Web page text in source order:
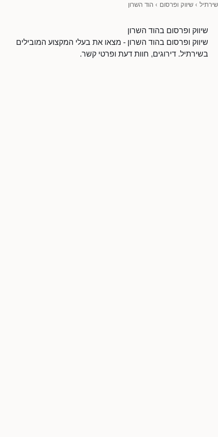
שירתיל › שיווק ופרסום › הוד השרון
שיווק ופרסום בהוד השרון
שיווק ופרסום בהוד השרון - מצאו את בעלי המקצוע המובילים
בשירתיל. דירוגים, חוות דעת ופרטי קשר.